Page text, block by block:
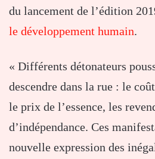
du lancement de l’édition
le développement humain.
« Différents détonateurs
descendre dans la rue : le
le prix de l’essence, les
d’indépendance. Ces
nouvelle expression des